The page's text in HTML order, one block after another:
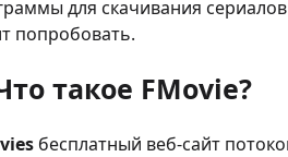
для скачивания
попробовать.
такое FMovie?
бесплатный веб-сайт